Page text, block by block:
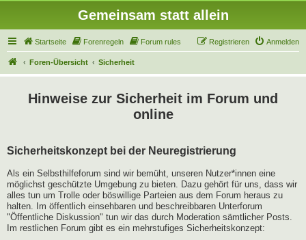
Gemeinsam statt allein
Startseite Forenregeln Forum rules Anmelden
Registrieren
Foren-Übersicht Sicherheit
Hinweise zur Sicherheit im Forum und
online
Sicherheitskonzept bei der Neuregistrierung
Als ein Selbsthilfeforum sind wir bemüht, unseren Nutzer*innen eine
möglichst geschützte Umgebung zu bieten. Dazu gehört für uns, dass wir
alles tun um Trolle oder böswillige Parteien aus dem Forum heraus zu
halten. Im öffentlich einsehbaren und beschreibbaren Unterforum
"Öffentliche Diskussion" tun wir das durch Moderation sämtlicher Posts.
Im restlichen Forum gibt es ein mehrstufiges Sicherheitskonzept: